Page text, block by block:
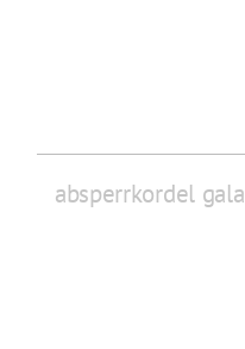
absperrkordel gala